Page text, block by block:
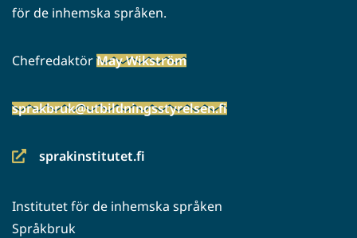
för de inhemska språken.
ChefredaktörMay Wikström
sprakbruk@utbildningsstyrelsen.fi
sprakinstitutet.fi
(siirryt
palveluun)
Institutet för de inhemska språken
Språkbruk